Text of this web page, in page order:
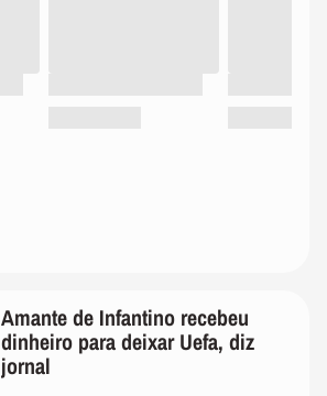
Amante de Infantino recebeu
dinheiro para deixar Uefa, diz
jornal